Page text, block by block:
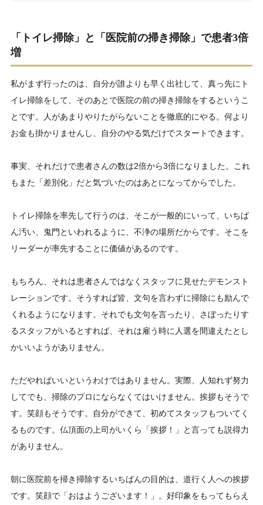
「トイレ掃除」と「医院前の掃き掃除」で患者3倍
増
私がまず行ったのは、自分が誰よりも早く出社して、真っ先にト
イレ掃除をして、そのあとで医院の前の掃き掃除をするというこ
とです。人があまりやりたがらないことを徹底的にやる。何より
お金も掛かりませんし、自分のやる気だけでスタートできます。
事実、それだけで患者さんの数は2倍から3倍になりました。これ
もまた「差別化」だと気づいたのはあとになってからでした。
トイレ掃除を率先して行うのは、そこが一般的にいって、いちば
ん汚い、鬼門といわれるように、不浄の場所だからです。そこを
リーダーが率先することに価値があるのです。
もちろん、それは患者さんではなくスタッフに見せたデモンスト
レーションです。そうすれば皆、文句を言わずに掃除にも励んで
くれるようになります。それでも文句を言ったり、さぼったりす
るスタッフがいるとすれば、それは雇う時に人選を間違えたとし
かいいようがありません。
ただやればいいというわけではありません。実際、人知れず努力
してでも、掃除のプロにならなくてはいけません。挨拶もそうで
す。笑顔もそうです。自分ができて、初めてスタッフもついてく
るものです。仏頂面の上司がいくら「挨拶！」と言っても説得力
がありません。
朝に医院前を掃き掃除するいちばんの目的は、道行く人への挨拶
です。笑顔で「おはようございます！」。好印象をもってもらえ